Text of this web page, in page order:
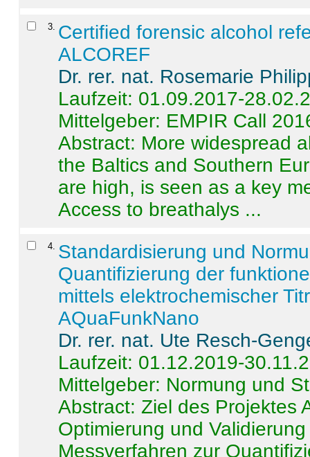
3 Certified forensic alcohol
ALCOREF
Dr. rer. nat. Rosemarie
Laufzeit: 01.09.2017-
Mittelgeber: EMPIR Call
Abstract: More widespread
the Baltics and Southern
are high, is seen as a key
Access to breathalys ...
4 Standardisierung und
Quantifizierung der
mittels elektrochemischer
AQuaFunkNano
Dr. rer. nat. Ute Resch-
Laufzeit: 01.12.2019-
Mittelgeber: Normung und
Abstract:Ziel des Projektes
Optimierung und
Messverfahren zur